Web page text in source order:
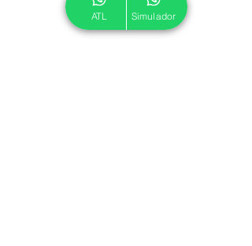
ATL Simulador